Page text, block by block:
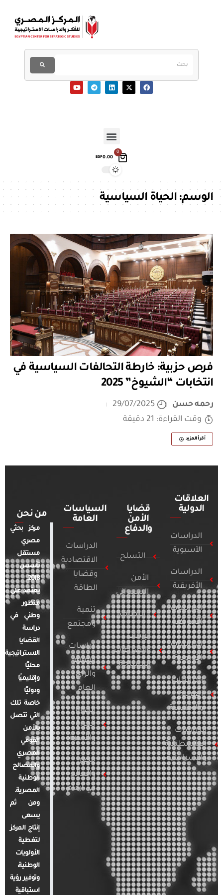
0
EGP0.00
الوسم:الحياة السياسية
فرص حزبية: خارطة التحالفات السياسية في
انتخابات “الشيوخ” 2025
رحمه حسن
29/07/2025
وقت القراءة: 21 دقيقة
أقرأ المزيد
العلاقات
الدولية
الدراسات
الآسيوية
الدراسات
الأفريقية
الدراسات
الأمريكية
الدراسات
الأوروبية
الدراسات
العربية
والإقليمية
الدراسات
الفلسطينية
والإسرائيلية
قضايا
الأمن
والدفاع
التسلح
الأمن
السيبراني
التطرف
الإرهاب
والصراعات
المسلحة
السياسات
العامة
الدراسات
الاقتصادية
وقضايا
الطاقة
تنمية
ومجتمع
دراسات
الإعلام
والرأي
العام
قضايا
المرأة
والأسرة
مصر
والعالم
في أرقام
من نحن
مركز بحثي
مصري
مستقل
تأسس
2018.
يعتمد على
منظور
وطني في
دراسة
القضايا
الاستراتيجية
محليًا
وإقليميًا
ودوليًا
خاصة تلك
التي تتصل
بالأمن
القومي
المصري
والمصالح
الوطنية
المصرية.
ومن ثم
يسعى
إنتاج المركز
لتغطية
الأولويات
الوطنية،
وتوفير رؤية
استباقية